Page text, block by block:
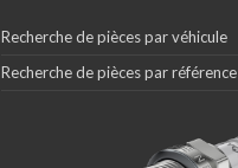
Recherche de pièces par véhicule
Recherche de pièces par référence